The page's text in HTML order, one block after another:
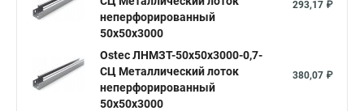
неперфорированный
50х50х3000
293,17 ₽
Ostec ЛНМЗТ-50х50х3000-0,7-
СЦ Металлический лоток
неперфорированный
50х50х3000
380,07 ₽